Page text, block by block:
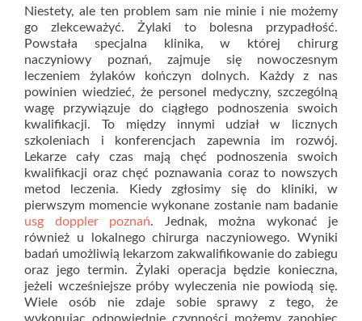
Niestety, ale ten problem sam nie minie i nie możemy
go zlekceważyć. Żylaki to bolesna przypadłość.
Powstała specjalna klinika, w której chirurg
naczyniowy poznań, zajmuje się nowoczesnym
leczeniem żylaków kończyn dolnych. Każdy z nas
powinien wiedzieć, że personel medyczny, szczególną
wagę przywiązuje do ciągłego podnoszenia swoich
kwalifikacji. To między innymi udział w licznych
szkoleniach i konferencjach zapewnia im rozwój.
Lekarze cały czas mają chęć podnoszenia swoich
kwalifikacji oraz chęć poznawania coraz to nowszych
metod leczenia. Kiedy zgłosimy się do kliniki, w
pierwszym momencie wykonane zostanie nam badanie
usg doppler poznań. Jednak, można wykonać je
również u lokalnego chirurga naczyniowego. Wyniki
badań umożliwią lekarzom zakwalifikowanie do zabiegu
oraz jego termin. Żylaki operacja będzie konieczna,
jeżeli wcześniejsze próby wyleczenia nie powiodą się.
Wiele osób nie zdaje sobie sprawy z tego, że